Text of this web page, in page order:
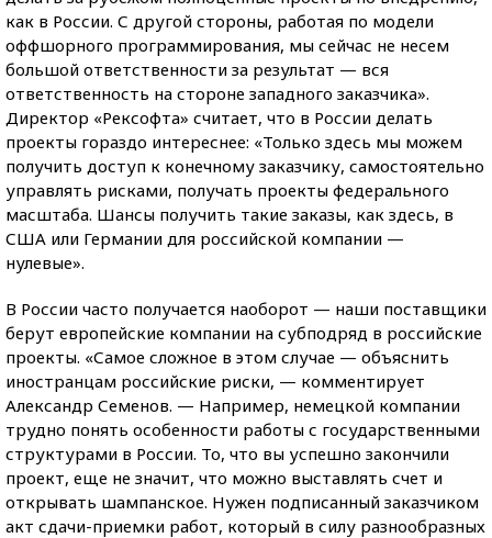
как в России. С другой стороны, работая по модели
оффшорного программирования, мы сейчас не несем
большой ответственности за результат — вся
ответственность на стороне западного заказчика».
Директор «Рексофта» считает, что в России делать
проекты гораздо интереснее: «Только здесь мы можем
получить доступ к конечному заказчику, самостоятельно
управлять рисками, получать проекты федерального
масштаба. Шансы получить такие заказы, как здесь, в
США или Германии для российской компании —
нулевые».
В России часто получается наоборот — наши поставщики
берут европейские компании на субподряд в российские
проекты. «Самое сложное в этом случае — объяснить
иностранцам российские риски, — комментирует
Александр Семенов. — Например, немецкой компании
трудно понять особенности работы с государственными
структурами в России. То, что вы успешно закончили
проект, еще не значит, что можно выставлять счет и
открывать шампанское. Нужен подписанный заказчиком
акт сдачи-приемки работ, который в силу разнообразных